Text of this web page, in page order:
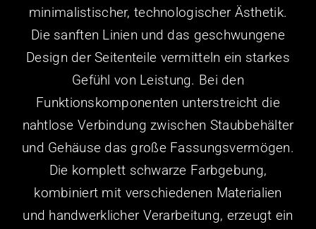
minimalistischer, technologischer Ästhetik.
Die sanften Linien und das geschwungene
Design der Seitenteile vermitteln ein starkes
Gefühl von Leistung. Bei den
Funktionskomponenten unterstreicht die
nahtlose Verbindung zwischen Staubbehälter
und Gehäuse das große Fassungsvermögen.
Die komplett schwarze Farbgebung,
kombiniert mit verschiedenen Materialien
und handwerklicher Verarbeitung, erzeugt ein